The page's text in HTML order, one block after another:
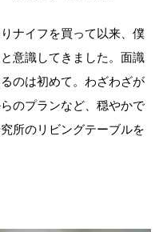
ナイフを買って以来、僕
意識してきました。面識
のは初めて。わざわざが
のプランなど、穏やかで
所のリビングテーブルを